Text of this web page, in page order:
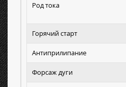
Род тока
Горячий старт
Антиприлипание
Форсаж дуги